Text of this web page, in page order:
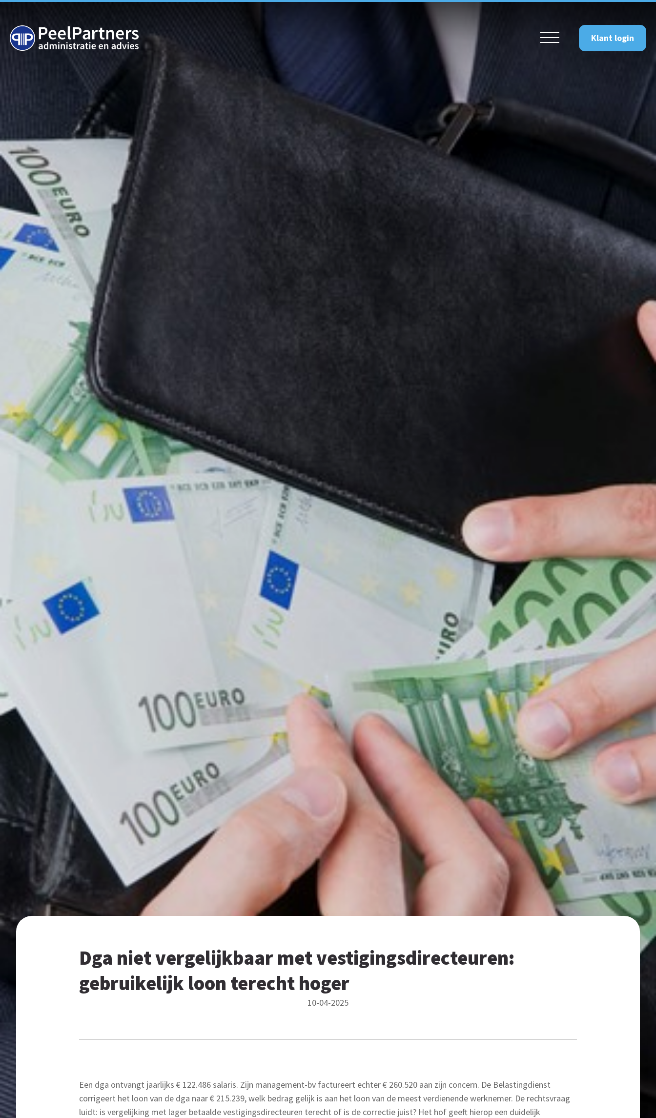
Klant login
Dga niet vergelijkbaar met vestigingsdirecteuren:
gebruikelijk loon terecht hoger
10-04-2025
Een dga ontvangt jaarlijks € 122.486 salaris. Zijn management-bv factureert echter € 260.520 aan zijn concern. De Belastingdienst
corrigeert het loon van de dga naar € 215.239, welk bedrag gelijk is aan het loon van de meest verdienende werknemer. De rechtsvraag
luidt: is vergelijking met lager betaalde vestigingsdirecteuren terecht of is de correctie juist? Het hof geeft hierop een duidelijk